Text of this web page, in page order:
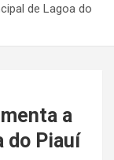
de Lagoa do
a
do Piauí